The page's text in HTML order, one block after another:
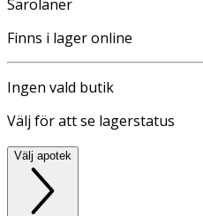
Sarolaner
Finns i lager online
Ingen vald butik
Välj för att se lagerstatus
Välj apotek